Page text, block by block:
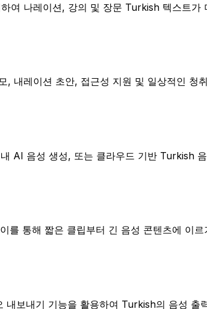
여 나레이션, 강의 및 장문 Turkish 텍스트가
내레이션 초안, 접근성 지원 및 일상적인 청
AI 음성 생성, 또는 클라우드 기반 Turkish
를 통해 짧은 클립부터 긴 음성 콘텐츠에 이
보내기 기능을 활용하여 Turkish의 음성 출